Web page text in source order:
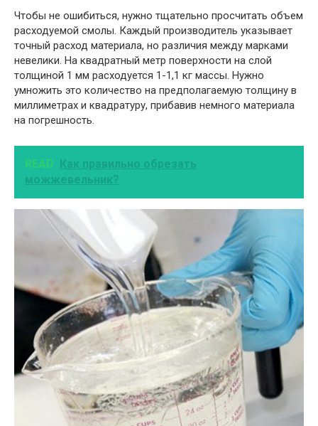
Чтобы не ошибиться, нужно тщательно просчитать объем
расходуемой смолы. Каждый производитель указывает
точный расход материала, но различия между марками
невелики. На квадратный метр поверхности на слой
толщиной 1 мм расходуется 1-1,1 кг массы. Нужно
умножить это количество на предполагаемую толщину в
миллиметрах и квадратуру, прибавив немного материала
на погрешность.
READ Как правильно обрезать
можжевельник?